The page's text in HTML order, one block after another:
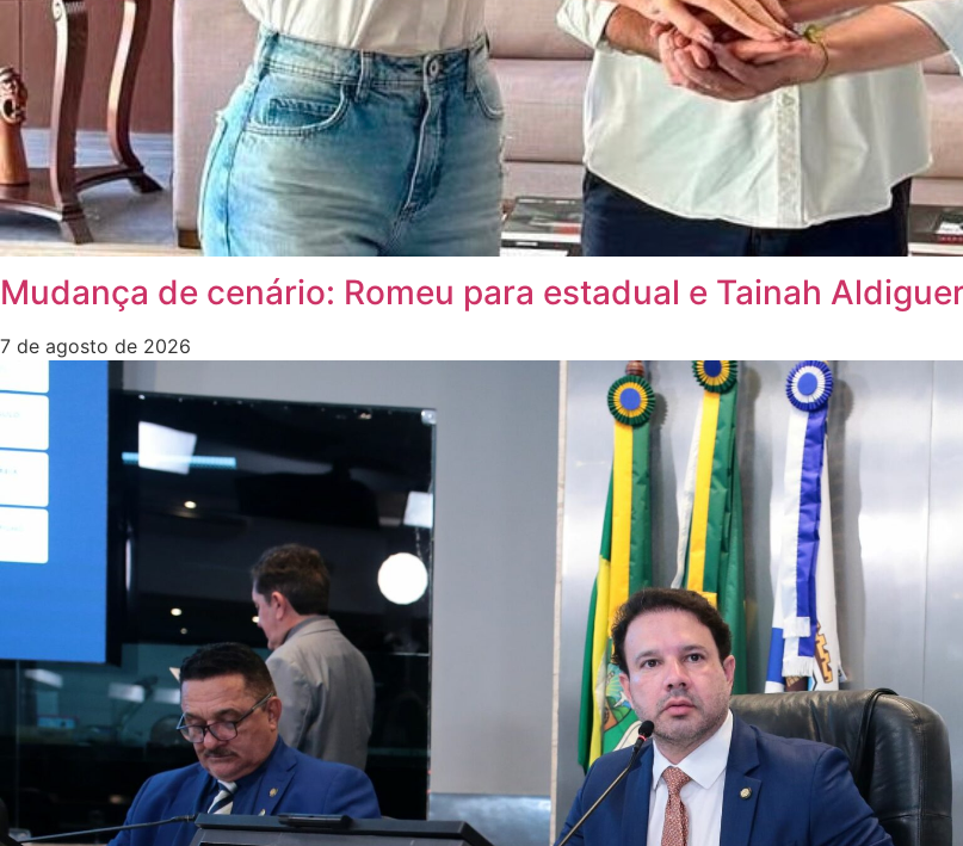
Mudança de cenário: Romeu para estadual e Tainah
7 de agosto de 2026